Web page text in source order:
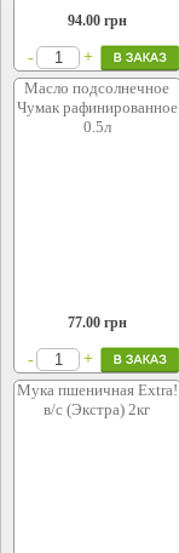
94.00грн
- +
Масло подсолнечное
Чумак рафинированное
0.5л
77.00грн
- +
Мука пшеничная Extra!
в/с (Экстра) 2кг